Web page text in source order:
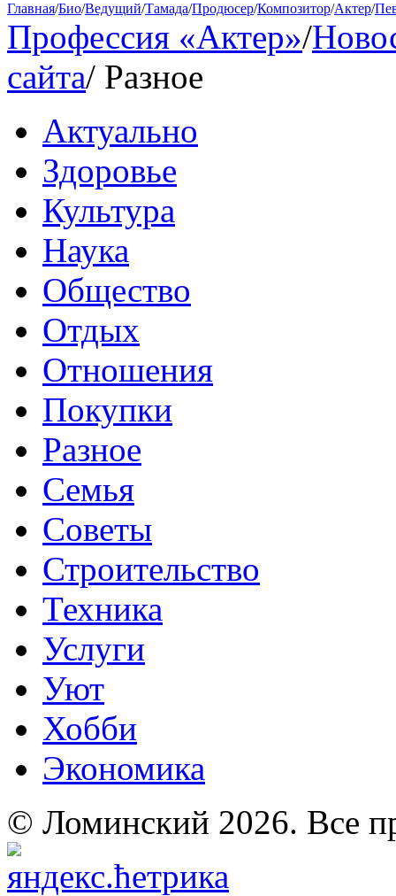
Главная/Био/Ведущий/Тамада/Продюсер/Композитор/Актер/
Профессия «Актер»/
сайта/ Разное
Актуально
Здоровье
Культура
Наука
Общество
Отдых
Отношения
Покупки
Разное
Семья
Советы
Строительство
Техника
Услуги
Уют
Хобби
Экономика
© Ломинский 2026. Все